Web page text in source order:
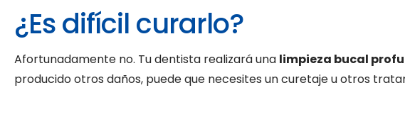
¿Es difícil curarlo?
Afortunadamente no. Tu dentista realizará una limpieza bucal
producido otros daños, puede que necesites un curetaje u otros